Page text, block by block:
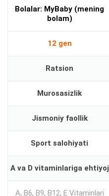
Bolalar: MyBaby (mening
bolam)
12 gen
Ratsion
Murosasizlik
Jismoniy faollik
Sport salohiyati
A va D vitaminlariga ehtiyoj
A, B6, B9, B12, E Vitaminlari